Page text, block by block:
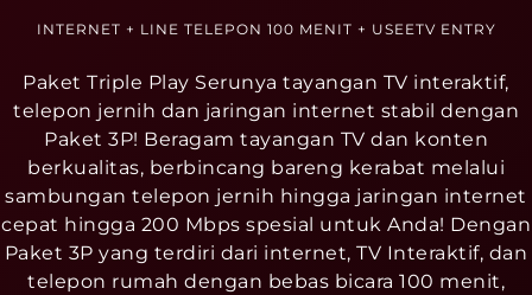
INTERNET + LINE TELEPON 100 MENIT + USEETV ENTRY
Paket Triple Play Serunya tayangan TV interaktif,
telepon jernih dan jaringan internet stabil dengan
Paket 3P! Beragam tayangan TV dan konten
berkualitas, berbincang bareng kerabat melalui
sambungan telepon jernih hingga jaringan internet
cepat hingga 200 Mbps spesial untuk Anda! Dengan
Paket 3P yang terdiri dari internet, TV Interaktif, dan
telepon rumah dengan bebas bicara 100 menit,